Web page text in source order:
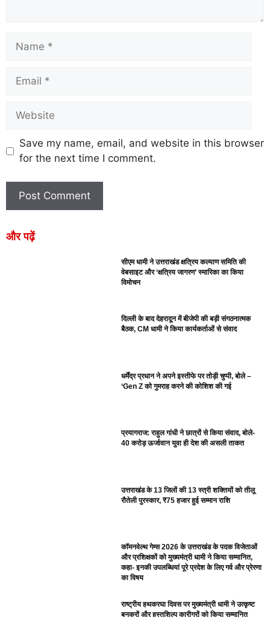
Save my name, email, and website in this browser
for the next time I comment.
और पढ़ें
सीएम धामी ने उत्तराखंड क्षत्रिय कल्याण समिति की
वेबसाइट और ‘क्षत्रिय जागरण’ स्मारिका का किया
विमोचन
दिल्ली के बाद देहरादून में बीजेपी की बड़ी संगठनात्मक
बैठक, CM धामी ने किया कार्यकर्ताओं से संवाद
धर्मेंद्र प्रधान ने अपने इस्तीफे पर तोड़ी चुप्पी, बोले –
‘Gen Z को गुमराह करने की कोशिश की गई
प्रयागराज: राहुल गांधी ने छात्रों से किया संवाद, बोले-
40 करोड़ ऊर्जावान युवा ही देश की असली ताकत
उत्तराखंड के 13 जिलों की 13 स्त्री शक्तियों को तीलू
रौतेली पुरस्कार, ₹75 हजार हुई सम्मान राशि
कॉमनवेल्थ गेम्स 2026 के उत्तराखंड के पदक विजेताओं
और प्रशिक्षकों को मुख्यमंत्री धामी ने किया सम्मानित,
कहा- इनकी उपलब्धियां पूरे प्रदेश के लिए गर्व और प्रेरणा
का विषय
राष्ट्रीय हथकरघा दिवस पर मुख्यमंत्री धामी ने उत्कृष्ट
बुनकरों और हस्तशिल्प कारीगरों को किया सम्मानित